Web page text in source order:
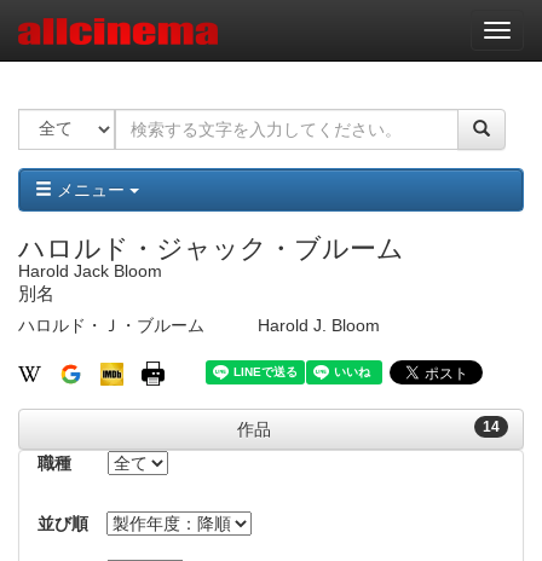
ナ
ビ
ー
ョ
ン
メニュー
ハロルド・ジャック・ブルーム
Harold Jack Bloom
別名
ハロルド・Ｊ・ブルーム Harold J. Bloom
14
作品
職種
並び順